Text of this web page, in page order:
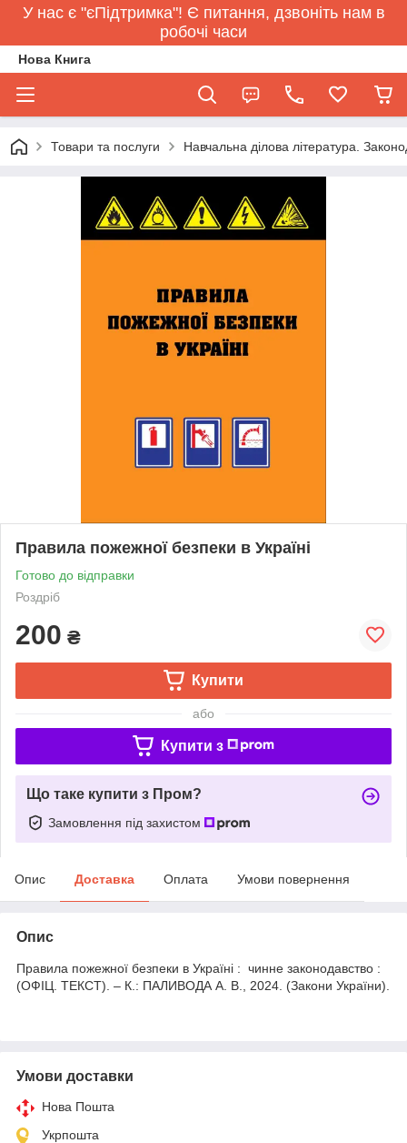
У нас є "єПідтримка"! Є питання, дзвоніть нам в
робочі часи
Нова Книга
Товари та послуги Навчальна ділова література.
Правила пожежної безпеки в Україні
Готово до відправки
Роздріб
200 ₴
Купити
або
Купити з
Що таке купити з Пром?
Замовлення під захистом
Опис Доставка Оплата Умови повернення
Опис
Правила пожежної безпеки в Україні : чинне законодавство :
(ОФІЦ. ТЕКСТ). – К.: ПАЛИВОДА А. В., 2024. (Закони України).
Умови доставки
Нова Пошта
Укрпошта